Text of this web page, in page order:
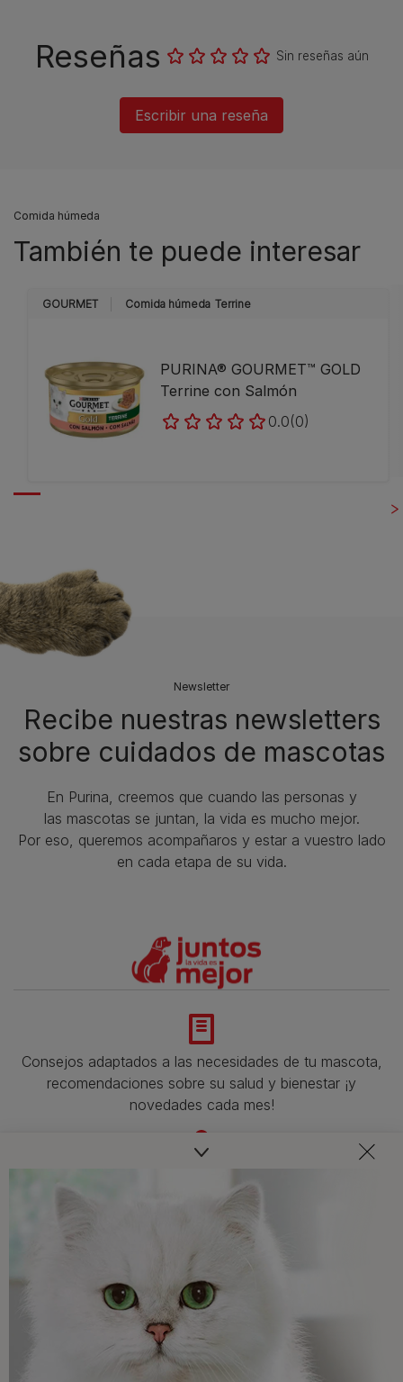
Reseñas Sin reseñas aún
Escribir una reseña
Comida húmeda
También te puede interesar
GOURMET Comida húmeda Terrine
PURINA® GOURMET™ GOLD
Terrine con Salmón
0.0(0)
Newsletter
Recibe nuestras newsletters
sobre cuidados de mascotas​
En Purina, creemos que cuando las personas y
las mascotas se juntan, la vida es mucho mejor.
Por eso, queremos acompañaros y estar a vuestro lado
en cada etapa de su vida.​
Consejos adaptados a las necesidades de tu mascota,
recomendaciones sobre su salud y bienestar ¡y
novedades cada mes!
para resolver todas tus dudas.​
todas nuestras marcas.​
¡No te lo pierdas, únete a Purina y empieza
a disfrutar ya de las ventajas!​